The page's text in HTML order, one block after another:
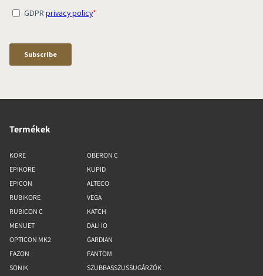
Termékek
KORE
EPIKORE
EPICON
RUBIKORE
RUBICON C
MENUET
OPTICON MK2
FAZON
SONIK
OBERON C
KUPID
ALTECO
VEGA
KATCH
DALI IO
GARDIAN
FANTOM
SZUBBASSZUSSUGÁRZÓK